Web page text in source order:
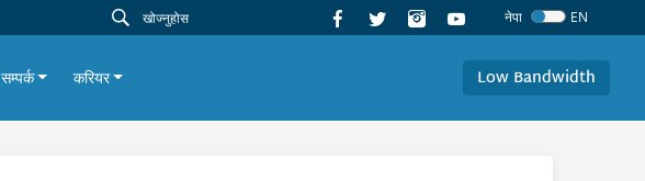
नेपा EN
सम्पर्क करियर Low Bandwidth